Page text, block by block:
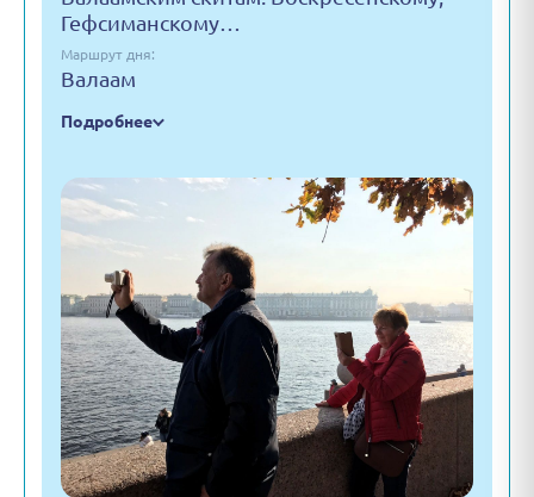
Гефсиманскому…
Маршрут дня:
Валаам
Подробнее